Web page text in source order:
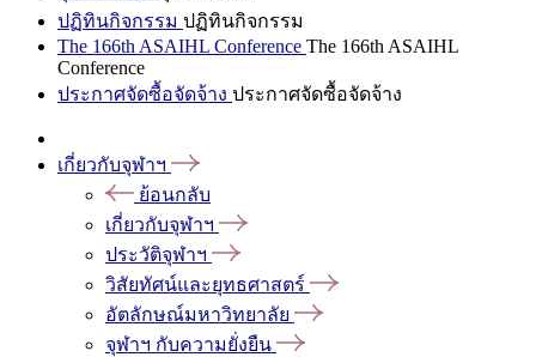
ปฏิทินกิจกรรม ปฏิทินกิจกรรม
The 166th ASAIHL Conference The 166th ASAIHL
Conference
ประกาศจัดซื้อจัดจ้าง ประกาศจัดซื้อจัดจ้าง
เกี่ยวกับจุฬาฯ
ย้อนกลับ
เกี่ยวกับจุฬาฯ
ประวัติจุฬาฯ
วิสัยทัศน์และยุทธศาสตร์
อัตลักษณ์มหาวิทยาลัย
จุฬาฯ กับความยั่งยืน